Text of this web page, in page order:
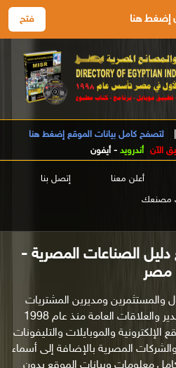
إضغط هنا فتح
لتصفح كامل بيانات الموقع إضغط هنا
الآن أندرويد - أيفون
أعلن معنا
إتصل بنا
مصنعك
الصناعات المصرية -
مصر
والمستثمرين ومديرين المشتريات
والتسويق والمبيعات والتصدير والعلاقات العامة منذ عام 1998
الإلكترونية والموبايلات والتليفونات
المصرية بالإضافة إلى أسماء